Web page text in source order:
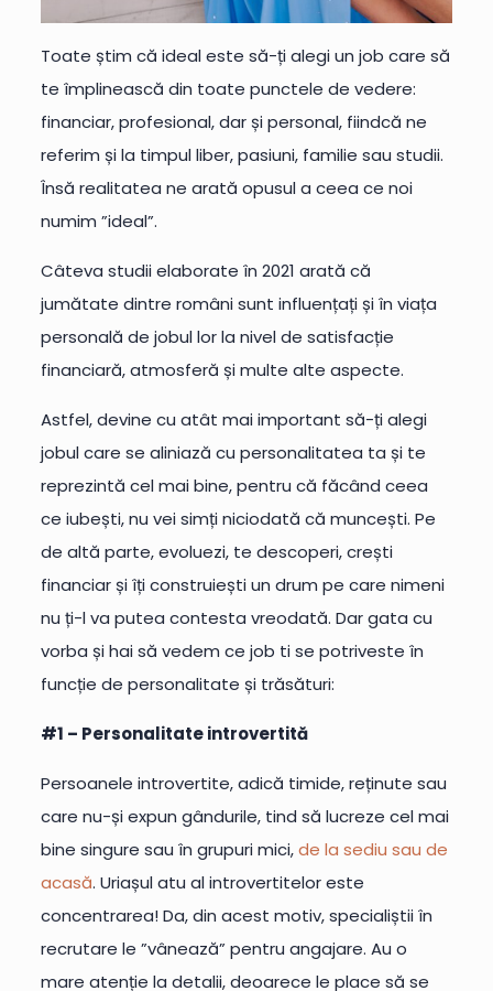
Toate știm că ideal este să-ți alegi un job care să
te împlinească din toate punctele de vedere:
financiar, profesional, dar și personal, fiindcă ne
referim și la timpul liber, pasiuni, familie sau studii.
Însă realitatea ne arată opusul a ceea ce noi
numim ”ideal”.
Câteva studii elaborate în 2021 arată că
jumătate dintre români sunt influențați și în viața
personală de jobul lor la nivel de satisfacție
financiară, atmosferă și multe alte aspecte.
Astfel, devine cu atât mai important să-ți alegi
jobul care se aliniază cu personalitatea ta și te
reprezintă cel mai bine, pentru că făcând ceea
ce iubești, nu vei simți niciodată că muncești. Pe
de altă parte, evoluezi, te descoperi, crești
financiar și îți construiești un drum pe care nimeni
nu ți-l va putea contesta vreodată. Dar gata cu
vorba și hai să vedem ce job ti se potriveste în
funcție de personalitate și trăsături:
#1 – Personalitate introvertită
Persoanele introvertite, adică timide, reținute sau
care nu-și expun gândurile, tind să lucreze cel mai
bine singure sau în grupuri mici,de la sediu sau de
acasă. Uriașul atu al introvertitelor este
concentrarea! Da, din acest motiv, specialiștii în
recrutare le ”vânează” pentru angajare. Au o
mare atenție la detalii, deoarece le place să se